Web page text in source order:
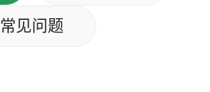
常见问题